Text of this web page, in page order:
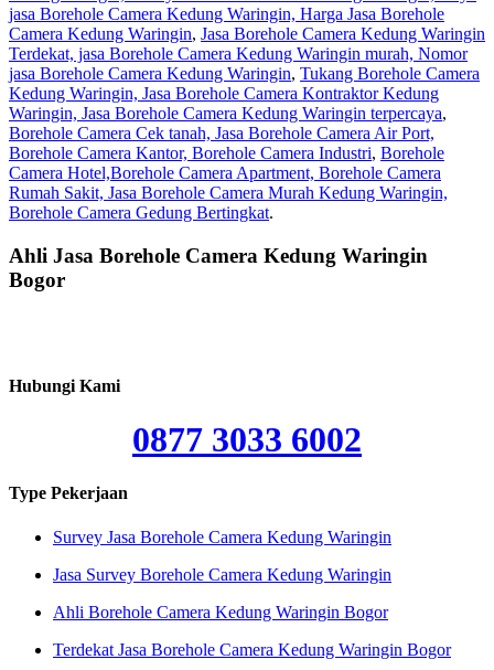
jasa Borehole Camera Kedung Waringin, Harga Jasa Borehole
Camera Kedung Waringin, Jasa Borehole Camera Kedung Waringin
Terdekat, jasa Borehole Camera Kedung Waringin murah, Nomor
jasa Borehole Camera Kedung Waringin, Tukang Borehole Camera
Kedung Waringin, Jasa Borehole Camera Kontraktor Kedung
Waringin, Jasa Borehole Camera Kedung Waringin terpercaya,
Borehole Camera Cek tanah, Jasa Borehole Camera Air Port,
Borehole Camera Kantor, Borehole Camera Industri, Borehole
Camera Hotel,Borehole Camera Apartment, Borehole Camera
Rumah Sakit, Jasa Borehole Camera Murah Kedung Waringin,
Borehole Camera Gedung Bertingkat.
Ahli Jasa Borehole Camera Kedung Waringin
Bogor
Hubungi Kami
0877 3033 6002
Type Pekerjaan
Survey Jasa Borehole Camera Kedung Waringin
Jasa Survey Borehole Camera Kedung Waringin
Ahli Borehole Camera Kedung Waringin Bogor
Terdekat Jasa Borehole Camera Kedung Waringin Bogor